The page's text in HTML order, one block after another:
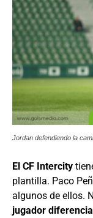
Jordan defendiendo la
El CF Intercity
plantilla. Paco
algunos de ellos.
jugador